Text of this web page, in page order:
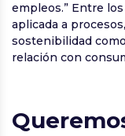
empleos.” Entre
aplicada a
sostenibilidad
relación con